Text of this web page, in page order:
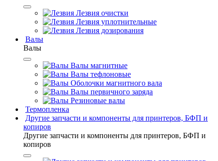
Лезвия очистки
Лезвия уплотнительные
Лезвия дозирования
Валы
Валы
Валы магнитные
Валы тефлоновые
Оболочки магнитного вала
Валы первичного заряда
Резиновые валы
Термопленка
Другие запчасти и компоненты для принтеров, БФП и
копиров
Другие запчасти и компоненты для принтеров, БФП и
копиров